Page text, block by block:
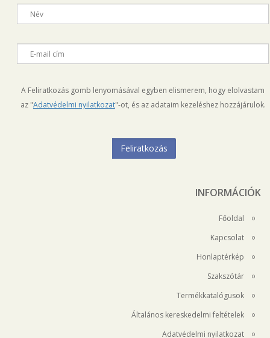
Név
E-mail cím
A Feliratkozás gomb lenyomásával egyben elismerem, hogy elolvastam
az "Adatvédelmi nyilatkozat"-ot, és az adataim kezeléshez hozzájárulok.
INFORMÁCIÓK
Főoldal
Kapcsolat
Honlaptérkép
Szakszótár
Termékkatalógusok
Általános kereskedelmi feltételek
Adatvédelmi nyilatkozat